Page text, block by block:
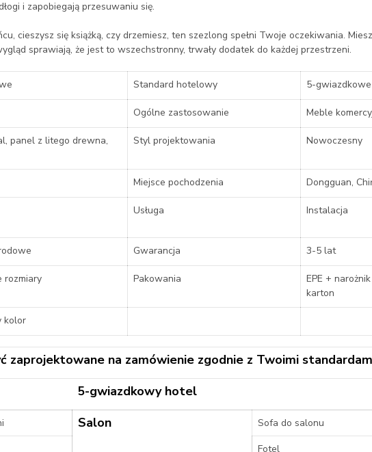
i zapobiegają przesuwaniu się.
cieszysz się książką, czy drzemiesz, ten szezlong spełni Twoje oczekiwania.
sprawiają, że jest to wszechstronny, trwały dodatek do każdej przestrzeni.
Standard hotelowy 5-
Ogólne zastosowanie Meble
panel z litego drewna,
Styl projektowania Nowoczesny
Miejsce pochodzenia Dongguan,
Usługa Instalacja
Gwarancja 3-5 lat
rozmiary Pakowania
EPE +
karton
kolor
zaprojektowane na zamówienie zgodnie z Twoimi
5-gwiazdkowy hotel
Salon
Sofa do salonu
Fotel